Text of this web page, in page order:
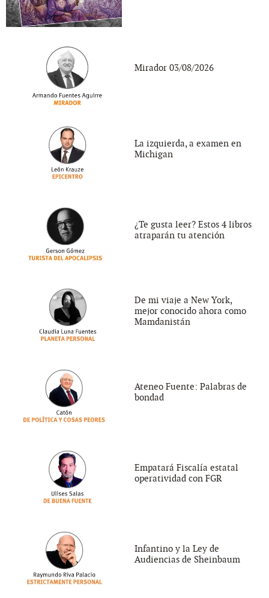
Mirador 03/08/2026
La izquierda, a examen en
Michigan
¿Te gusta leer? Estos 4 libros
atraparán tu atención
De mi viaje a New York,
mejor conocido ahora como
Mamdanistán
Ateneo Fuente: Palabras de
bondad
Empatará Fiscalía estatal
operatividad con FGR
Infantino y la Ley de
Audiencias de Sheinbaum